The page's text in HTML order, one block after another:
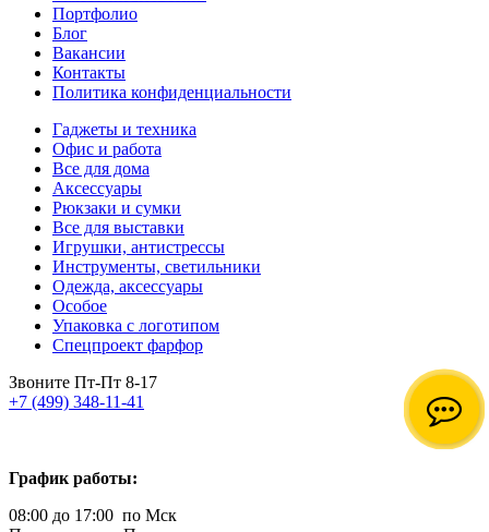
Портфолио
Блог
Вакансии
Контакты
Политика конфиденциальности
Гаджеты и техника
Офис и работа
Все для дома
Аксессуары
Рюкзаки и сумки
Все для выставки
Игрушки, антистрессы
Инструменты, светильники
Одежда, аксессуары
Особое
Упаковка с логотипом
Спецпроект фарфор
Звоните Пт-Пт 8-17
+7 (499) 348-11-41
График работы:
08:00 до 17:00 по Мск